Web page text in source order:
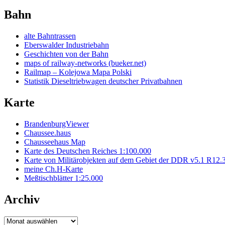
Bahn
alte Bahntrassen
Eberswalder Industriebahn
Geschichten von der Bahn
maps of railway-networks (bueker.net)
Railmap – Kolejowa Mapa Polski
Statistik Dieseltriebwagen deutscher Privatbahnen
Karte
BrandenburgViewer
Chaussee.haus
Chausseehaus Map
Karte des Deutschen Reiches 1:100.000
Karte von Militärobjekten auf dem Gebiet der DDR v5.1
meine Ch.H-Karte
Meßtischblätter 1:25.000
Archiv
Archiv